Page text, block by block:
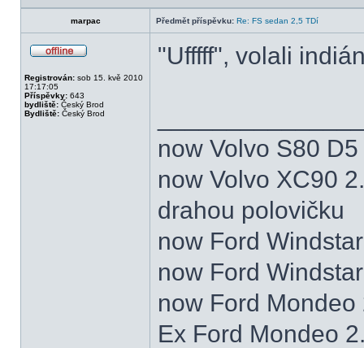
marpac Předmět příspěvku: Re: FS sedan 2,5 TDí
Registrován: sob 15. kvě 2010
17:17:05
Příspěvky: 643
bydliště: Český Brod
Bydliště: Český Brod
"Ufffff", volali
now Volvo S80
now Volvo XC90
drahou polovičku
now Ford
now Ford
now Ford
Ex Ford Mondeo